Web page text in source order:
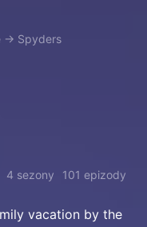
→ Spyders
4 sezony 101 epizody
vacation by the